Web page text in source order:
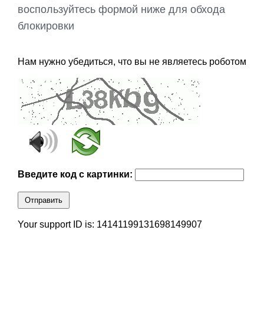
воспользуйтесь формой ниже для обхода
блокировки
Нам нужно убедиться, что вы не являетесь роботом
Введите код с картинки:
Отправить
Your support ID is: 14141199131698149907